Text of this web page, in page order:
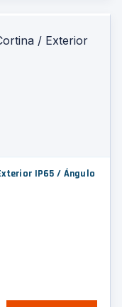
IP65 / Ángulo